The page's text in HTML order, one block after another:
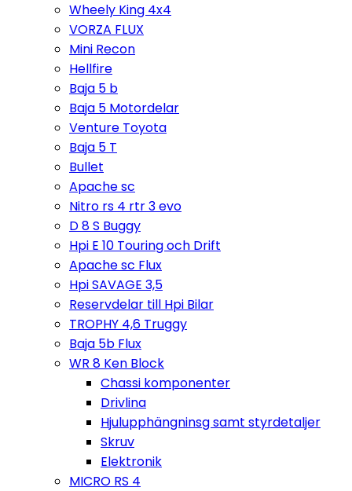
Wheely King 4x4
VORZA FLUX
Mini Recon
Hellfire
Baja 5 b
Baja 5 Motordelar
Venture Toyota
Baja 5 T
Bullet
Apache sc
Nitro rs 4 rtr 3 evo
D 8 S Buggy
Hpi E 10 Touring och Drift
Apache sc Flux
Hpi SAVAGE 3,5
Reservdelar till Hpi Bilar
TROPHY 4,6 Truggy
Baja 5b Flux
WR 8 Ken Block
Chassi komponenter
Drivlina
Hjulupphängninsg samt styrdetaljer
Skruv
Elektronik
MICRO RS 4